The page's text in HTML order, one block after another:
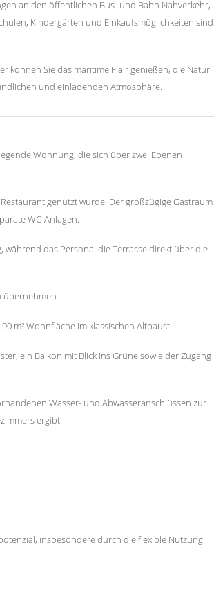
an den öffentlichen Bus- und Bahn Nahverkehr,
Kindergärten und Einkaufsmöglichkeiten sind
können Sie das maritime Flair genießen, die Natur
und einladenden Atmosphäre.
Wohnung, die sich über zwei Ebenen
genutzt wurde. Der großzügige Gastraum
WC-Anlagen.
während das Personal die Terrasse direkt über die
übernehmen.
m² Wohnfläche im klassischen Altbaustil.
ein Balkon mit Blick ins Grüne sowie der Zugang
Wasser- und Abwasseranschlüssen zur
ergibt.
insbesondere durch die flexible Nutzung